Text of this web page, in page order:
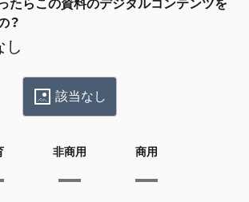
たらこの資料のデジタルコンテンツを
？
し
該当なし
非商用 商用